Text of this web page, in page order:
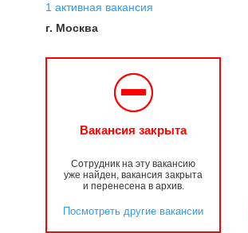
1 активная вакансия
г. Москва
Вакансия закрыта
Сотрудник на эту вакансию
уже найден, вакансия закрыта
и перенесена в архив.
Посмотреть другие вакансии